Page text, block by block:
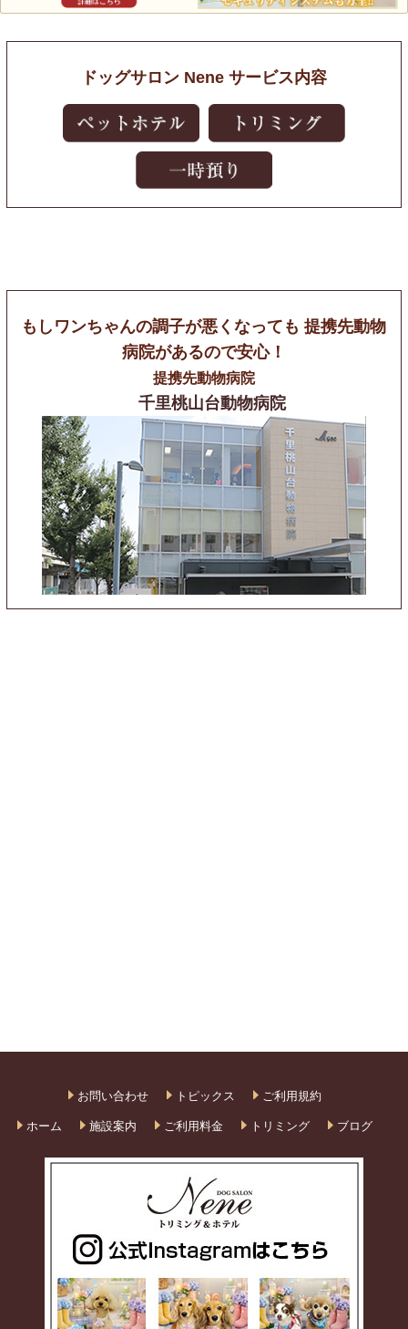
ドッグサロン Nene サービス内容
もしワンちゃんの調子が悪くなっても 提携先動物
病院があるので安心！
提携先動物病院
千里桃山台動物病院
お問い合わせ トピックス ご利用規約
ホーム 施設案内 ご利用料金 トリミング ブログ